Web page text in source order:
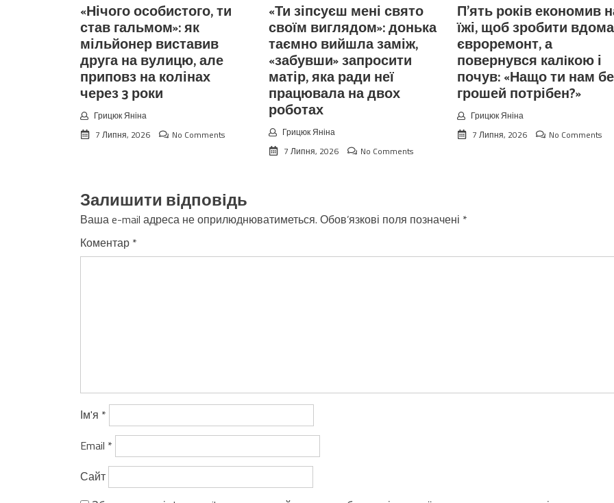
«Нічого особистого, ти
став гальмом»: як
мільйонер виставив
друга на вулицю, але
приповз на колінах
через 3 роки
Грицюк Яніна
7 Липня, 2026
No Comments
«Ти зіпсуєш мені свято
своїм виглядом»: донька
таємно вийшла заміж,
«забувши» запросити
матір, яка ради неї
працювала на двох
роботах
Грицюк Яніна
7 Липня, 2026
No Comments
П’ять років економив
їжі, щоб зробити вдома
євроремонт, а
повернувся калiкою і
почув: «Нащо ти нам
грошей потрібен?»
Грицюк Яніна
7 Липня, 2026
No Comments
Залишити відповідь
Ваша e-mail адреса не оприлюднюватиметься. Обов’язкові поля позначені *
Коментар *
Ім'я *
Email *
Сайт